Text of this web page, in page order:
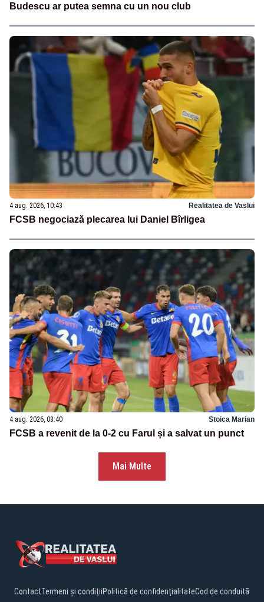
Budescu ar putea semna cu un nou club
4 aug. 2026, 10:43 Realitatea de Vaslui
FCSB negociază plecarea lui Daniel Bîrligea
4 aug. 2026, 08:40 Stoica Marian
FCSB a revenit de la 0-2 cu Farul și a salvat un punct
Mai Multe
ContactTermeni și condițiiPolitică de confidențialitateCod de conduită